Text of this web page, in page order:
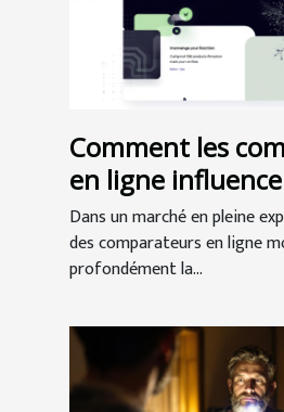
Comment les
en ligne
l'achat de CBD ?
Dans un marché en pleine
des comparateurs en ligne
profondément la...